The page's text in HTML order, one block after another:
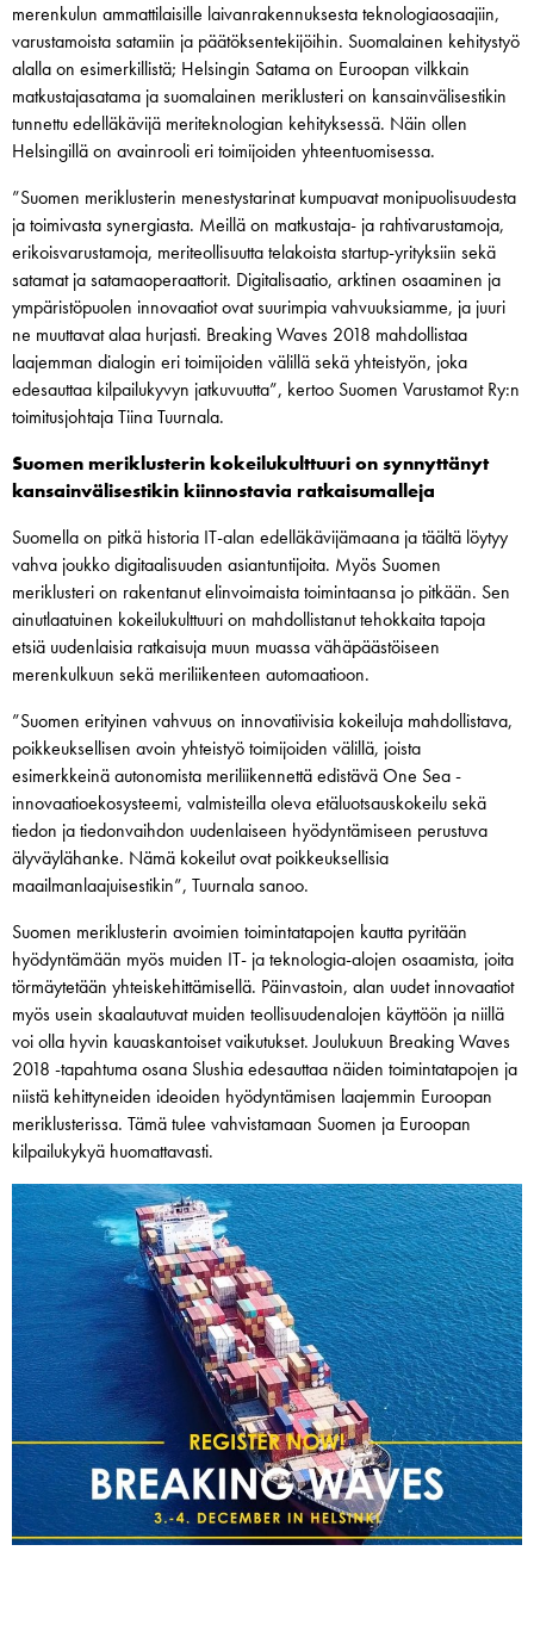
merenkulun ammattilaisille laivanrakennuksesta teknologiaosaajiin,
varustamoista satamiin ja päätöksentekijöihin. Suomalainen kehitystyö
alalla on esimerkillistä; Helsingin Satama on Euroopan vilkkain
matkustajasatama ja suomalainen meriklusteri on kansainvälisestikin
tunnettu edelläkävijä meriteknologian kehityksessä. Näin ollen
Helsingillä on avainrooli eri toimijoiden yhteentuomisessa.
”Suomen meriklusterin menestystarinat kumpuavat monipuolisuudesta
ja toimivasta synergiasta. Meillä on matkustaja- ja rahtivarustamoja,
erikoisvarustamoja, meriteollisuutta telakoista startup-yrityksiin sekä
satamat ja satamaoperaattorit. Digitalisaatio, arktinen osaaminen ja
ympäristöpuolen innovaatiot ovat suurimpia vahvuuksiamme, ja juuri
ne muuttavat alaa hurjasti. Breaking Waves 2018 mahdollistaa
laajemman dialogin eri toimijoiden välillä sekä yhteistyön, joka
edesauttaa kilpailukyvyn jatkuvuutta”, kertoo Suomen Varustamot Ry:n
toimitusjohtaja Tiina Tuurnala.
Suomen meriklusterin kokeilukulttuuri on synnyttänyt
kansainvälisestikin kiinnostavia ratkaisumalleja
Suomella on pitkä historia IT-alan edelläkävijämaana ja täältä löytyy
vahva joukko digitaalisuuden asiantuntijoita. Myös Suomen
meriklusteri on rakentanut elinvoimaista toimintaansa jo pitkään. Sen
ainutlaatuinen kokeilukulttuuri on mahdollistanut tehokkaita tapoja
etsiä uudenlaisia ratkaisuja muun muassa vähäpäästöiseen
merenkulkuun sekä meriliikenteen automaatioon.
”Suomen erityinen vahvuus on innovatiivisia kokeiluja mahdollistava,
poikkeuksellisen avoin yhteistyö toimijoiden välillä, joista
esimerkkeinä autonomista meriliikennettä edistävä One Sea -
innovaatioekosysteemi, valmisteilla oleva etäluotsauskokeilu sekä
tiedon ja tiedonvaihdon uudenlaiseen hyödyntämiseen perustuva
älyväylähanke. Nämä kokeilut ovat poikkeuksellisia
maailmanlaajuisestikin”, Tuurnala sanoo.
Suomen meriklusterin avoimien toimintatapojen kautta pyritään
hyödyntämään myös muiden IT- ja teknologia-alojen osaamista, joita
törmäytetään yhteiskehittämisellä. Päinvastoin, alan uudet innovaatiot
myös usein skaalautuvat muiden teollisuudenalojen käyttöön ja niillä
voi olla hyvin kauaskantoiset vaikutukset. Joulukuun Breaking Waves
2018 -tapahtuma osana Slushia edesauttaa näiden toimintatapojen ja
niistä kehittyneiden ideoiden hyödyntämisen laajemmin Euroopan
meriklusterissa. Tämä tulee vahvistamaan Suomen ja Euroopan
kilpailukykyä huomattavasti.